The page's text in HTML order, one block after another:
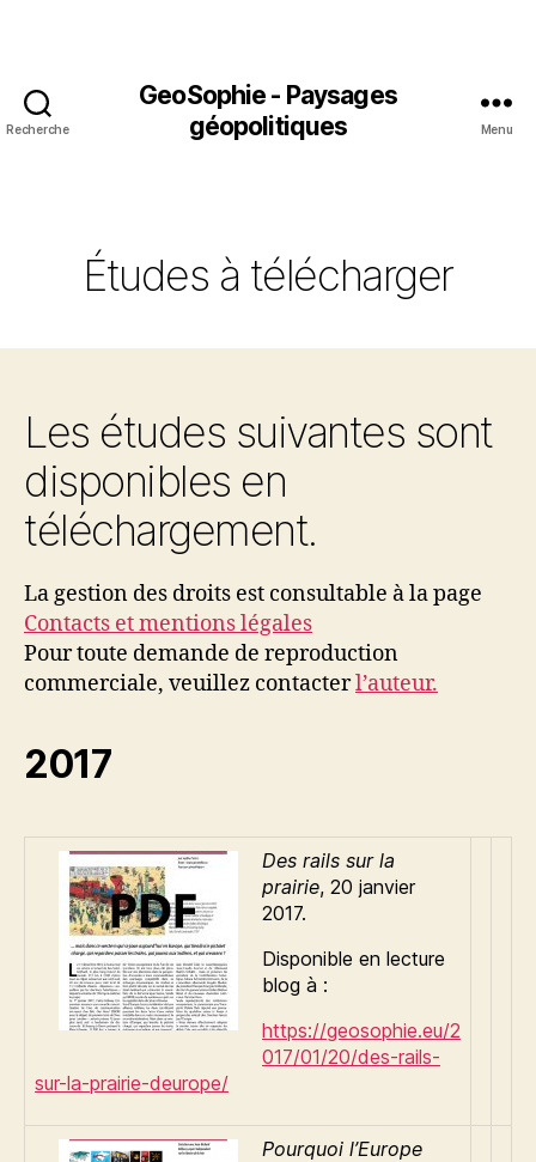
Recherche
GeoSophie - Paysages
géopolitiques
Menu
Études à télécharger
Les études suivantes sont
disponibles en
téléchargement.
La gestion des droits est consultable à la page
Contacts et mentions légales
Pour toute demande de reproduction
commerciale, veuillez contacterl’auteur.
2017
Des rails sur la
prairie, 20 janvier
2017.
Disponible en lecture
blog à :
https://geosophie.eu/2
017/01/20/des-rails-
sur-la-prairie-deurope/
Pourquoi l’Europe